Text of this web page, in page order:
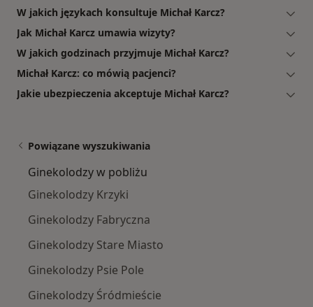
W jakich językach konsultuje Michał Karcz?
Jak Michał Karcz umawia wizyty?
W jakich godzinach przyjmuje Michał Karcz?
Michał Karcz: co mówią pacjenci?
Jakie ubezpieczenia akceptuje Michał Karcz?
Powiązane wyszukiwania
Ginekolodzy w pobliżu
Ginekolodzy Krzyki
Ginekolodzy Fabryczna
Ginekolodzy Stare Miasto
Ginekolodzy Psie Pole
Ginekolodzy Śródmieście